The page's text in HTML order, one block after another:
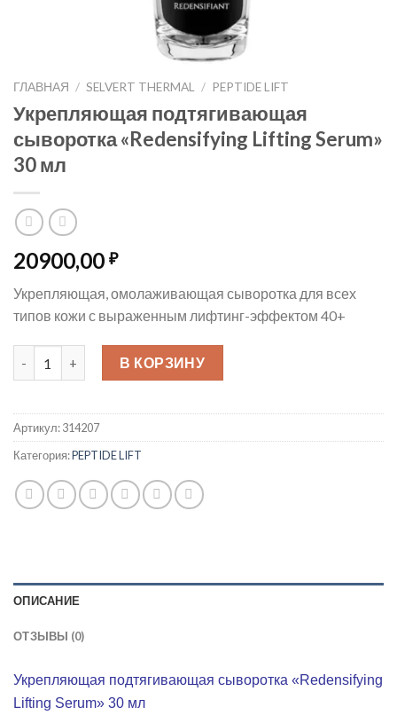
ГЛАВНАЯ / SELVERT THERMAL / PEPTIDE LIFT
Укрепляющая подтягивающая
сыворотка «Redensifying Lifting Serum»
30 мл
20900,00 ₽
Укрепляющая, омолаживающая сыворотка для всех
типов кожи с выраженным лифтинг-эффектом 40+
Количество товара Укрепляющая подтягивающая
В КОРЗИНУ
Артикул:314207
Категория:PEPTIDE LIFT
ОПИСАНИЕ
ОТЗЫВЫ (0)
Укрепляющая подтягивающая сыворотка «Redensifying
Lifting Serum» 30 мл